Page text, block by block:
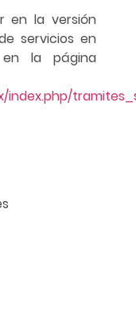
en la versión
servicios en
en la página
index.php/